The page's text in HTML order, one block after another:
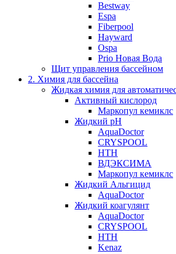
Bestway
Espa
Fiberpool
Hayward
Ospa
Prio Новая Вода
Щит управления бассейном
2. Химия для бассейна
Жидкая химия для
Активный кислород
Маркопул кемиклс
Жидкий pH
AquaDoctor
CRYSPOOL
HTH
ВДЭКСИМА
Маркопул кемиклс
Жидкий Альгицид
AquaDoctor
Жидкий коагулянт
AquaDoctor
CRYSPOOL
HTH
Kenaz